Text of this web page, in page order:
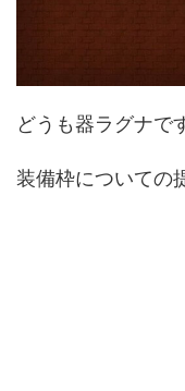
どうも器ラグナで
装備枠についての